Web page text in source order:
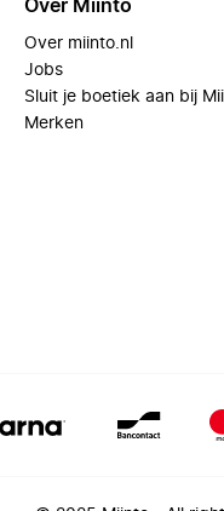
Over Miinto
Over miinto.nl
Jobs
Sluit je boetiek aan bij
Merken